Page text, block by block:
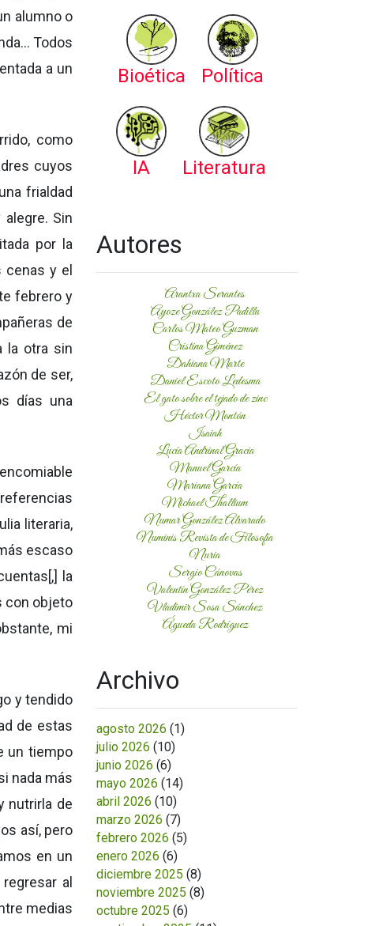
alumno o
Todos
a un
como
cuyos
frialdad
Sin
por la
y el
febrero y
de
la otra sin
de ser,
días una
literaria,
escaso
la
con objeto
mi
y tendido
de estas
un tiempo
nada más
nutrirla de
así, pero
en un
al
medias
Bioética Política
IA Literatura
Autores
Arantxa Serantes
Ayoze González Padilla
Carlos Mateo Guzman
Cristina Giménez
Dahiana Marte
Daniel Escoto Ledesma
El gato sobre el tejado de zinc
Héctor Montón
Isaiah
Lucía Andrinal Gracia
Manuel García
Mariana García
Michael Thallium
Numar González Alvarado
Numinis Revista de Filosofía
Nuria
Sergio Cánovas
Valentín González Pérez
Vladimir Sosa Sánchez
Águeda Rodríguez
Archivo
agosto 2026 (1)
julio 2026 (10)
junio 2026 (6)
mayo 2026 (14)
abril 2026 (10)
marzo 2026 (7)
febrero 2026 (5)
enero 2026 (6)
diciembre 2025 (8)
noviembre 2025 (8)
octubre 2025 (6)